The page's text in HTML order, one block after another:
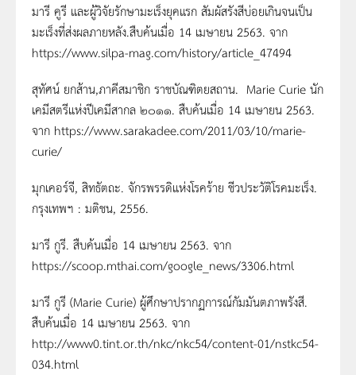
มารี คูรี และผู้วิจัยรักษามะเร็งยุคแรก สัมผัสรังสีบ่อยเกินจนเป็น
มะเร็งที่ส่งผลภายหลัง.สืบค้นเมื่อ 14 เมษายน 2563. จาก
https://www.silpa-mag.com/history/article_47494
สุทัศน์ ยกส้าน,ภาคีสมาชิก ราชบัณฑิตยสถาน. Marie Curie นัก
เคมีสตรีแห่งปีเคมีสากล ๒๐๑๑. สืบค้นเมื่อ 14 เมษายน 2563.
จาก https://www.sarakadee.com/2011/03/10/marie-
curie/
มุกเคอร์จี, สิทธัตถะ. จักรพรรดิแห่งโรคร้าย ชีวประวัติโรคมะเร็ง.
กรุงเทพฯ : มติชน, 2556.
มารี กูรี. สืบค้นเมื่อ 14 เมษายน 2563. จาก
https://scoop.mthai.com/google_news/3306.html
มารี กูรี (Marie Curie) ผู้ศึกษาปรากฏการณ์กัมมันตภาพรังสี.
สืบค้นเมื่อ 14 เมษายน 2563. จาก
http://www0.tint.or.th/nkc/nkc54/content-01/nstkc54-
034.html